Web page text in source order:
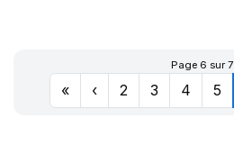
MASTER
Page 6 sur 7
« ‹ 2 3 4 5